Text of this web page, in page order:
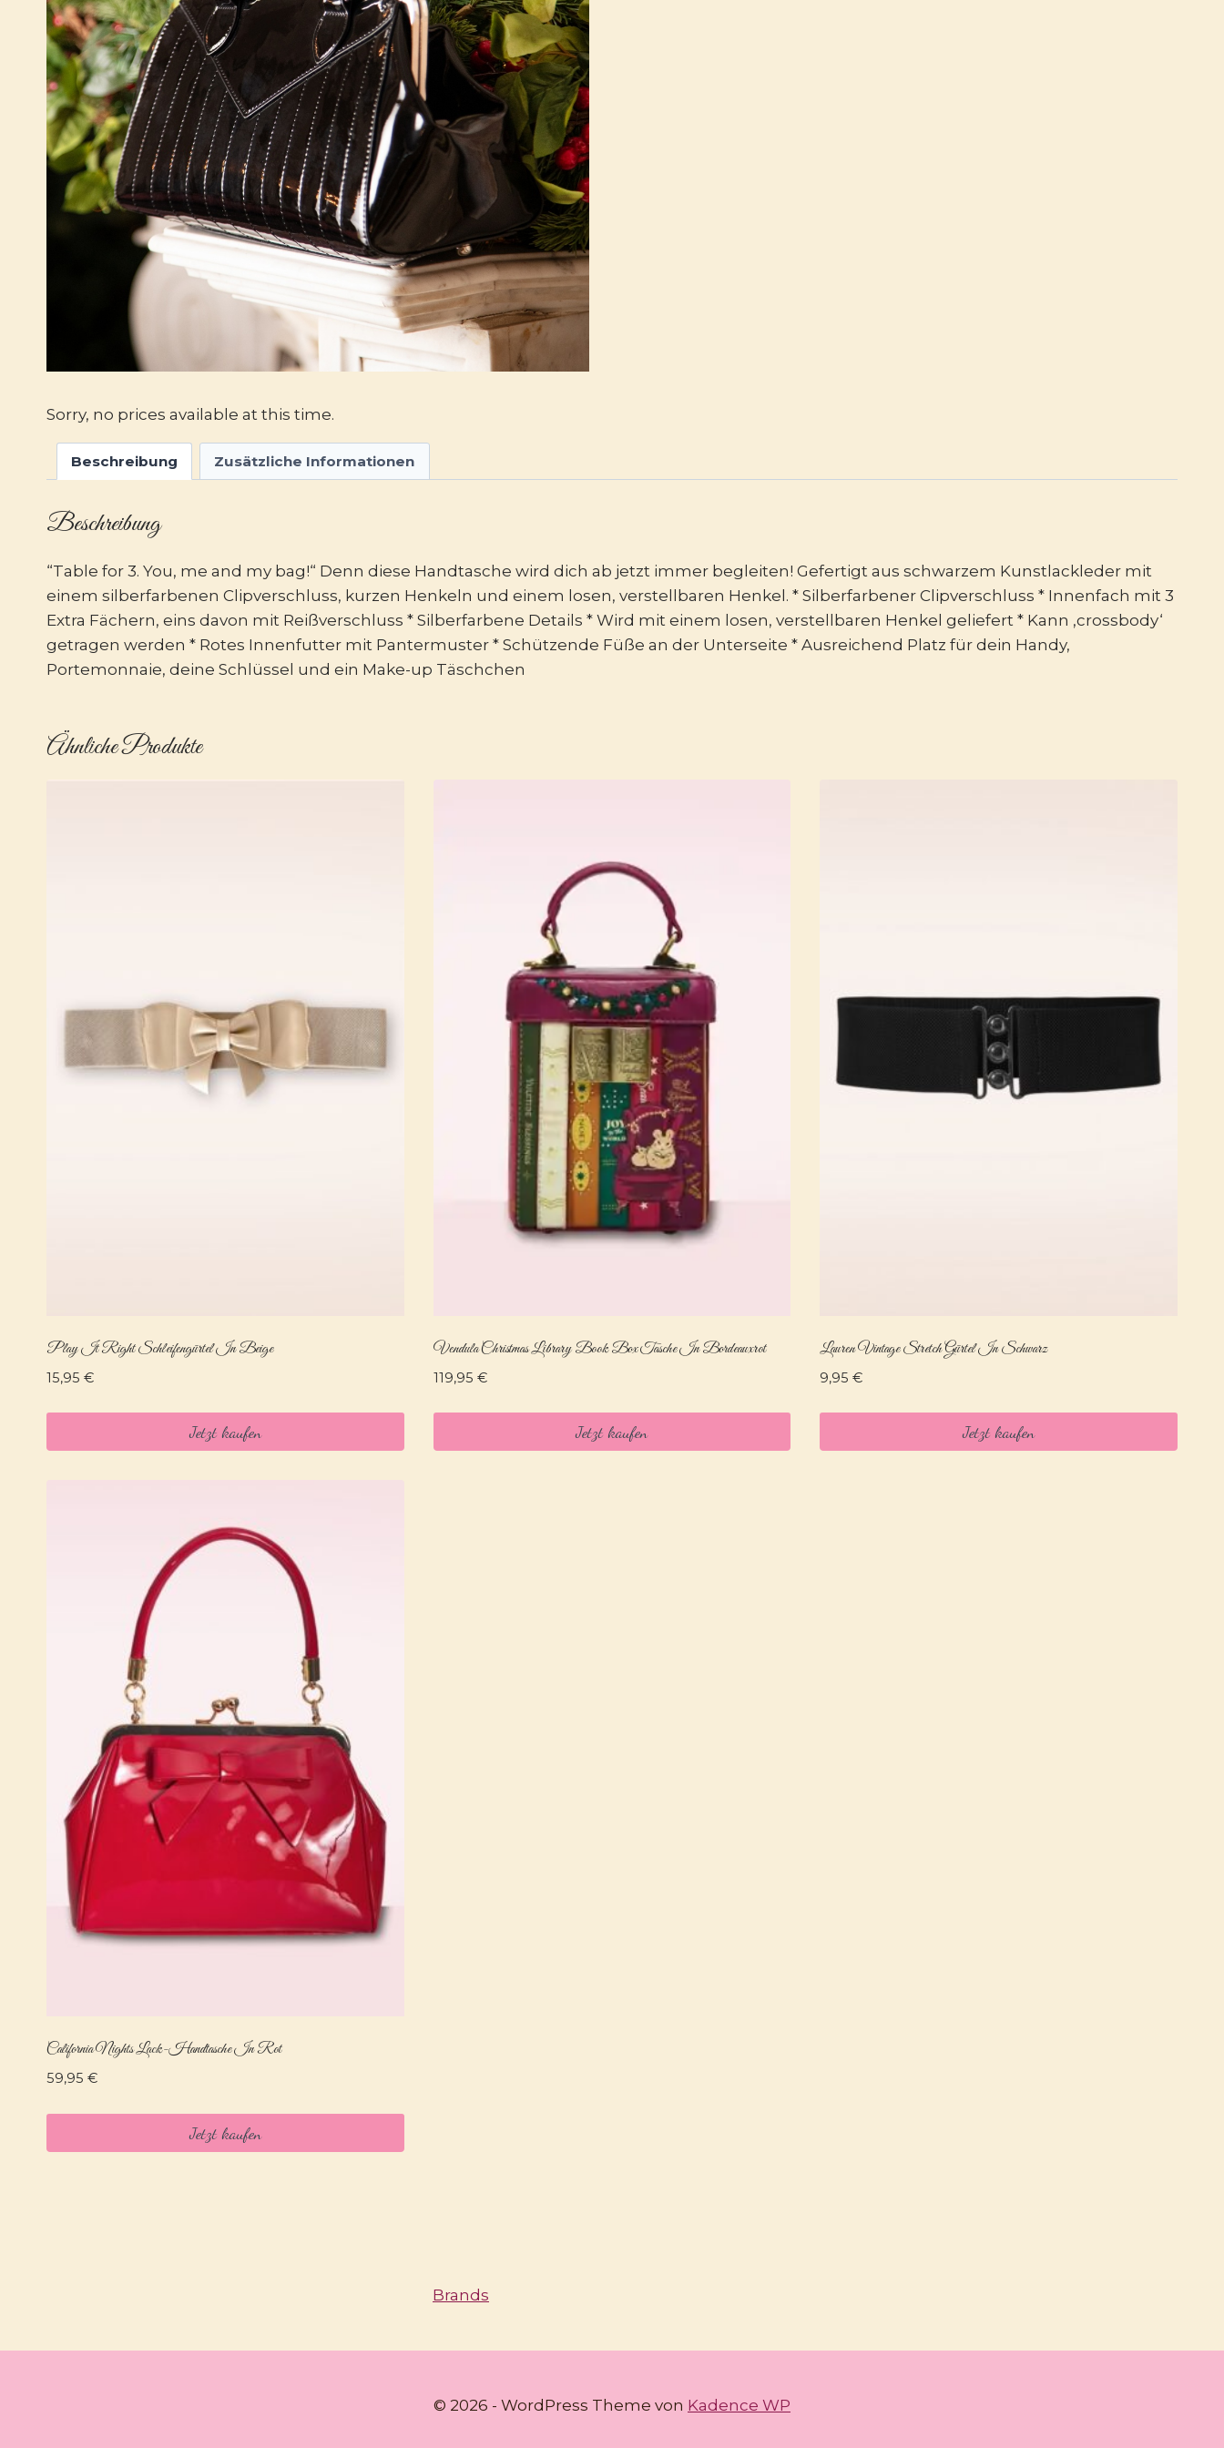
Sorry, no prices available at this time.
Beschreibung Zusätzliche Informationen
Beschreibung
“Table for 3. You, me and my bag!“ Denn diese Handtasche wird dich ab jetzt immer begleiten! Gefertigt aus schwarzem Kunstlackleder mit
einem silberfarbenen Clipverschluss, kurzen Henkeln und einem losen, verstellbaren Henkel. * Silberfarbener Clipverschluss * Innenfach mit 3
Extra Fächern, eins davon mit Reißverschluss * Silberfarbene Details * Wird mit einem losen, verstellbaren Henkel geliefert * Kann ‚crossbody‘
getragen werden * Rotes Innenfutter mit Pantermuster * Schützende Füße an der Unterseite * Ausreichend Platz für dein Handy,
Portemonnaie, deine Schlüssel und ein Make-up Täschchen
Ähnliche Produkte
Play It Right Schleifengürtel In Beige
15,95 €
Jetzt kaufen
Vendula Christmas Library Book Box Tasche In Bordeauxrot
119,95 €
Jetzt kaufen
Lauren Vintage Stretch Gürtel In Schwarz
9,95€
Jetzt kaufen
California Nights Lack-Handtasche In Rot
59,95 €
Jetzt kaufen
Brands
© 2026 - WordPress Theme von Kadence WP